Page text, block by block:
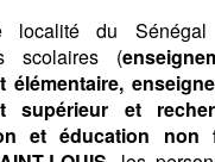
localité du
scolaires (
élémentaire,
supérieur et
et éducation non